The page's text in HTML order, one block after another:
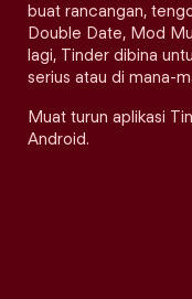
buat rancangan,
Double Date, Mod
lagi, Tinder dibina
serius atau di mana-
Muat turun aplikasi
Android.